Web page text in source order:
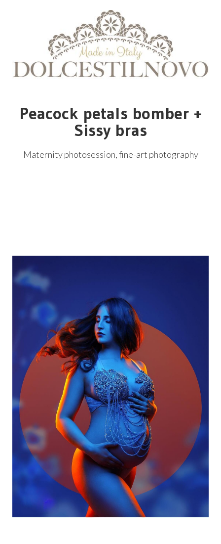
Peacock petals bomber +
Sissy bras
Maternity photosession, fine-art photography